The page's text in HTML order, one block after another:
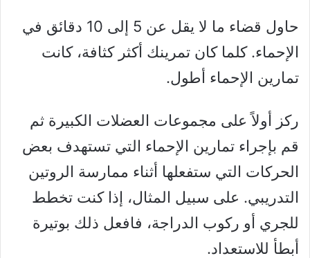
حاول قضاء ما لا يقل عن 5 إلى 10 دقائق في
الإحماء. كلما كان تمرينك أكثر كثافة، كانت
تمارين الإحماء أطول.
ركز أولاً على مجموعات العضلات الكبيرة ثم
قم بإجراء تمارين الإحماء التي تستهدف بعض
الحركات التي ستفعلها أثناء ممارسة الروتين
التدريبي. على سبيل المثال، إذا كنت تخطط
للجري أو ركوب الدراجة، فافعل ذلك بوتيرة
أبطأ للاستعداد.